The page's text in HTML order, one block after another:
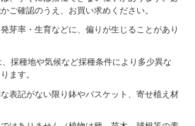
ご確認のうえ、お買い求めください。
芽率・生育などに、偏りが生じることがあり
採種地や気候など採種条件により多少異な
ます。
表記がない限り鉢やバスケット、寄せ植え材